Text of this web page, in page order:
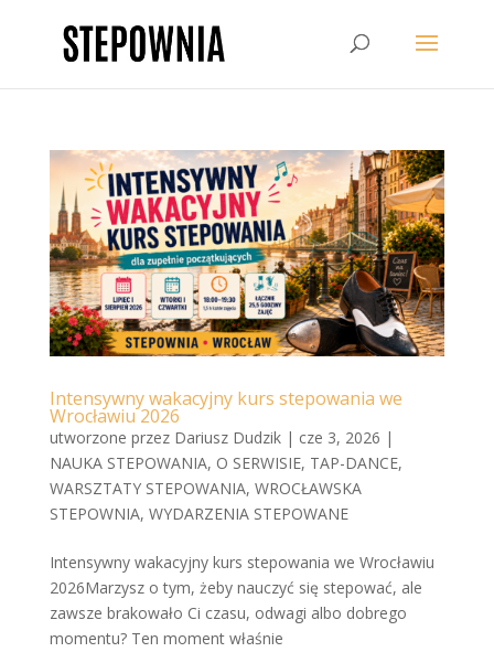
Intensywny wakacyjny kurs stepowania we
Wrocławiu 2026
utworzone przez Dariusz Dudzik| cze 3, 2026 |
NAUKA STEPOWANIA, O SERWISIE, TAP-DANCE,
WARSZTATY STEPOWANIA, WROCŁAWSKA
STEPOWNIA, WYDARZENIA STEPOWANE
Intensywny wakacyjny kurs stepowania we Wrocławiu
2026Marzysz o tym, żeby nauczyć się stepować, ale
zawsze brakowało Ci czasu, odwagi albo dobrego
momentu? Ten moment właśnie